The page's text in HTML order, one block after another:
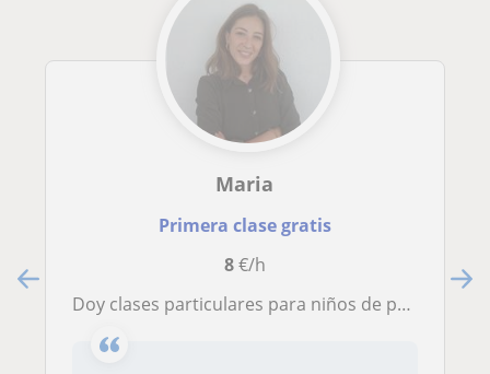
Maria
Primera clase gratis
8€/h
Doy clases particulares para niños de primaria